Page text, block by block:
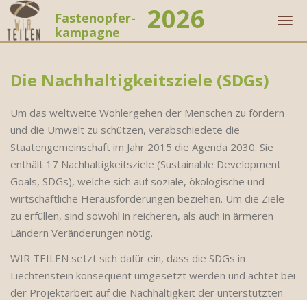
springen
Inhalt
springen
Fastenopfer-
kampagne
2026
Die Nachhaltigkeitsziele (SDGs)
Um das weltweite Wohlergehen der Menschen zu fördern
und die Umwelt zu schützen, verabschiedete die
Staatengemeinschaft im Jahr 2015 die Agenda 2030. Sie
enthält 17 Nachhaltigkeitsziele (Sustainable Development
Goals, SDGs), welche sich auf soziale, ökologische und
wirtschaftliche Herausforderungen beziehen. Um die Ziele
zu erfüllen, sind sowohl in reicheren, als auch in ärmeren
Ländern Veränderungen nötig.
WIR TEILEN setzt sich dafür ein, dass die SDGs in
Liechtenstein konsequent umgesetzt werden und achtet bei
der Projektarbeit auf die Nachhaltigkeit der unterstützten